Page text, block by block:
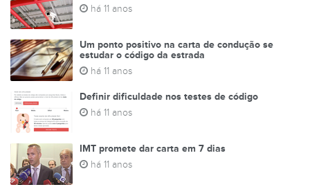
há 11 anos
Um ponto positivo na carta de condução se
estudar o código da estrada
há 11 anos
Definir dificuldade nos testes de código
há 11 anos
IMT promete dar carta em 7 dias
há 11 anos